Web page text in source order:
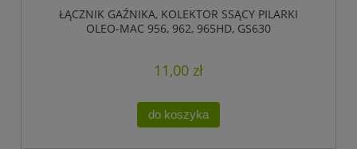
ŁĄCZNIK GAŹNIKA, KOLEKTOR SSĄCY PILARKI
OLEO-MAC 956, 962, 965HD, GS630
11,00 zł
do koszyka